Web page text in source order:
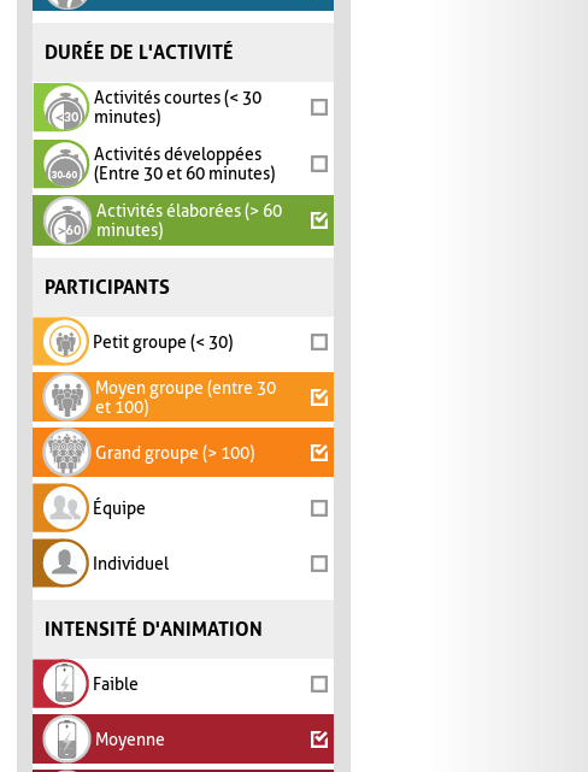
DURÉE DE L'ACTIVITÉ
Activités courtes (< 30
minutes)
Activités développées
(Entre 30 et 60 minutes)
Activités élaborées (> 60
minutes)
PARTICIPANTS
Petit groupe (< 30)
Moyen groupe (entre 30
et 100)
Grand groupe (> 100)
Équipe
Individuel
INTENSITÉ D'ANIMATION
Faible
Moyenne